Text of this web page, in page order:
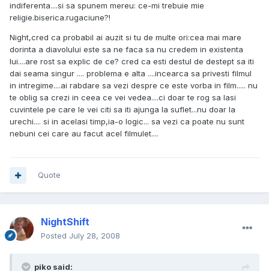
indiferenta....si sa spunem mereu: ce-mi trebuie mie
religie.biserica.rugaciune?!
Night,cred ca probabil ai auzit si tu de multe ori:cea mai mare
dorinta a diavolului este sa ne faca sa nu credem in existenta
lui....are rost sa explic de ce? cred ca esti destul de destept sa iti
dai seama singur .... problema e alta ....incearca sa privesti filmul
in intregime....ai rabdare sa vezi despre ce este vorba in film..... nu
te oblig sa crezi in ceea ce vei vedea....ci doar te rog sa lasi
cuvintele pe care le vei citi sa iti ajunga la suflet...nu doar la
urechi.... si in acelasi timp,ia-o logic... sa vezi ca poate nu sunt
nebuni cei care au facut acel filmulet....
Quote
NightShift
Posted July 28, 2008
piko said: